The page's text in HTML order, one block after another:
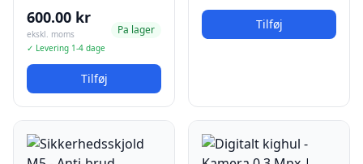
600.00 kr
ekskl. moms
✓ Levering 1-4 dage
Pa lager
Tilføj
Tilføj